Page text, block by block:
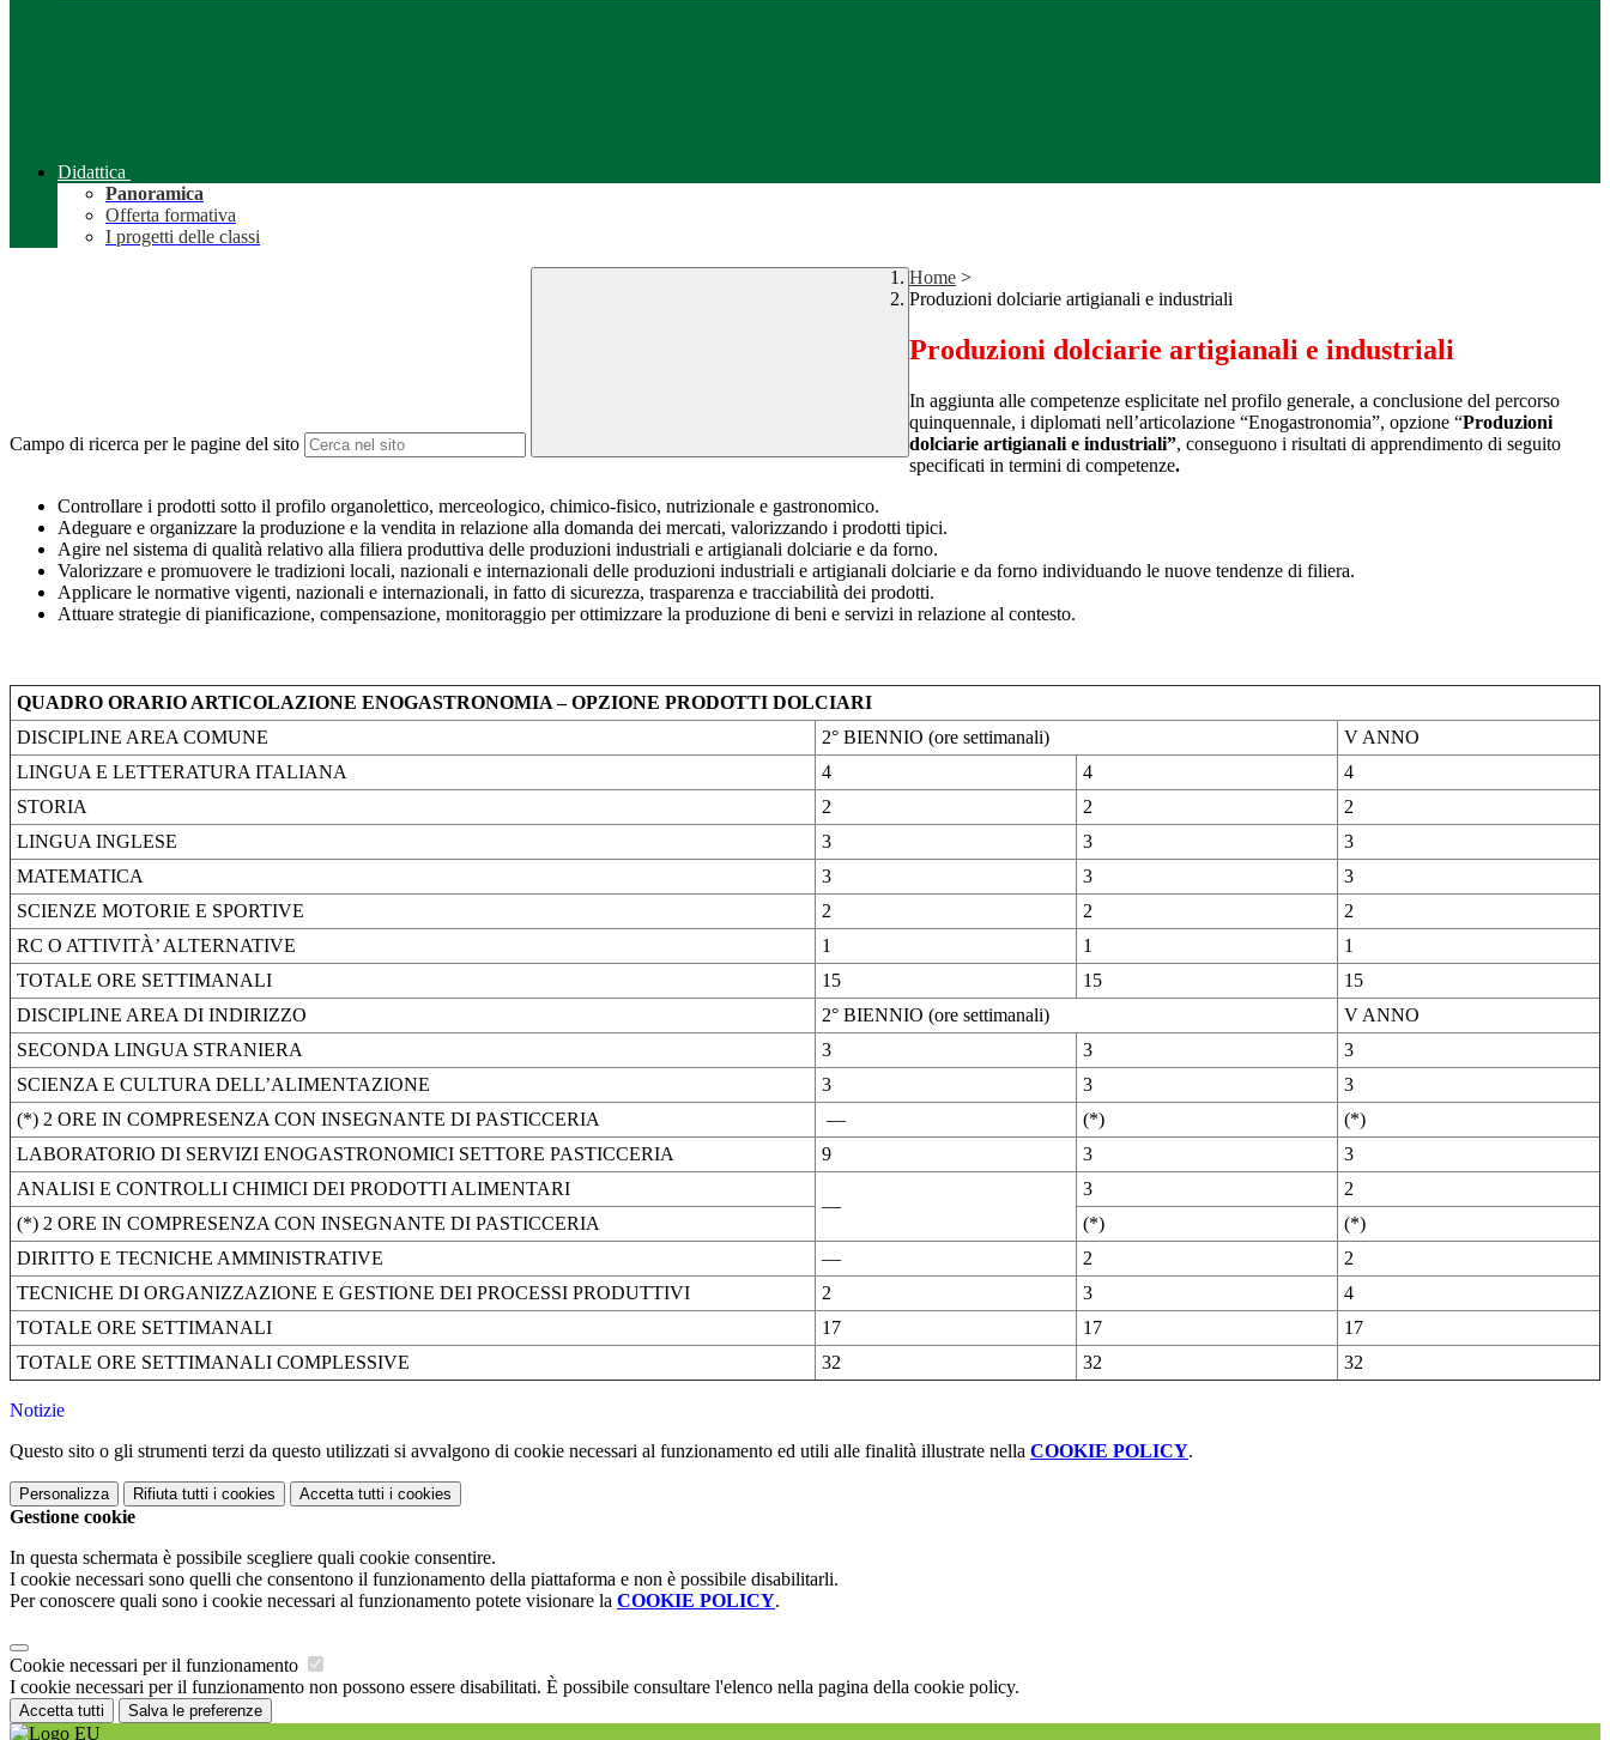
Didattica
Panoramica
Offerta formativa
I progetti delle classi
Campo di ricerca per le pagine del sito
Home >
Produzioni dolciarie artigianali e industriali
Produzioni dolciarie artigianali e industriali
In aggiunta alle competenze esplicitate nel profilo generale, a conclusione del percorso
quinquennale, i diplomati nell’articolazione “Enogastronomia”, opzione “Produzioni
dolciarie artigianali e industriali”, conseguono i risultati di apprendimento di seguito
specificati in termini di competenze.
Controllare i prodotti sotto il profilo organolettico, merceologico, chimico-fisico, nutrizionale e gastronomico.
Adeguare e organizzare la produzione e la vendita in relazione alla domanda dei mercati, valorizzando i prodotti tipici.
Agire nel sistema di qualità relativo alla filiera produttiva delle produzioni industriali e artigianali dolciarie e da forno.
Valorizzare e promuovere le tradizioni locali, nazionali e internazionali delle produzioni industriali e artigianali dolciarie e da forno individuando le nuove tendenze di filiera.
Applicare le normative vigenti, nazionali e internazionali, in fatto di sicurezza, trasparenza e tracciabilità dei prodotti.
Attuare strategie di pianificazione, compensazione, monitoraggio per ottimizzare la produzione di beni e servizi in relazione al contesto.
QUADRO ORARIO ARTICOLAZIONE ENOGASTRONOMIA – OPZIONE PRODOTTI DOLCIARI
DISCIPLINE AREA COMUNE
2° BIENNIO (ore settimanali)
V ANNO
LINGUA E LETTERATURA ITALIANA
4 4
4
STORIA
2 2
2
LINGUA INGLESE
3 3
3
MATEMATICA
3 3
3
SCIENZE MOTORIE E SPORTIVE
2 2
2
RC O ATTIVITÀ’ ALTERNATIVE
1 1
1
TOTALE ORE SETTIMANALI
15 15
15
DISCIPLINE AREA DI INDIRIZZO
2° BIENNIO (ore settimanali)
V ANNO
SECONDA LINGUA STRANIERA
3 3
3
SCIENZA E CULTURA DELL’ALIMENTAZIONE
3 3
3
(*) 2 ORE IN COMPRESENZA CON INSEGNANTE DI PASTICCERIA
— (*)
(*)
LABORATORIO DI SERVIZI ENOGASTRONOMICI SETTORE PASTICCERIA
9 3
3
ANALISI E CONTROLLI CHIMICI DEI PRODOTTI ALIMENTARI
—
3
2
(*) 2 ORE IN COMPRESENZA CON INSEGNANTE DI PASTICCERIA
(*)
(*)
DIRITTO E TECNICHE AMMINISTRATIVE
— 2
2
TECNICHE DI ORGANIZZAZIONE E GESTIONE DEI PROCESSI PRODUTTIVI
2 3
4
TOTALE ORE SETTIMANALI
17 17
17
TOTALE ORE SETTIMANALI COMPLESSIVE
32 32 32
Notizie
Questo sito o gli strumenti terzi da questo utilizzati si avvalgono di cookie necessari al funzionamento ed utili alle finalità illustrate nella COOKIE POLICY.
Personalizza Rifiuta tutti i cookies Accetta tutti i cookies
Gestione cookie
In questa schermata è possibile scegliere quali cookie consentire.
I cookie necessari sono quelli che consentono il funzionamento della piattaforma e non è possibile disabilitarli.
Per conoscere quali sono i cookie necessari al funzionamento potete visionare la COOKIE POLICY.
Cookie necessari per il funzionamento
I cookie necessari per il funzionamento non possono essere disabilitati. È possibile consultare l'elenco nella pagina della cookie policy.
Accetta tutti Salva le preferenze